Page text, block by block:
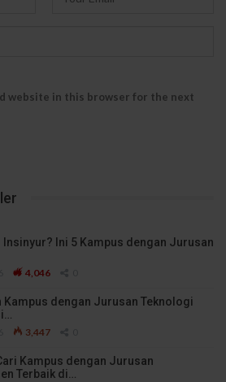
website in this browser for the next
Insinyur? Ini 5 Kampus dengan Jurusan
4,046
Kampus dengan Jurusan Teknologi
3,447
Kampus dengan Jurusan
Terbaik di…